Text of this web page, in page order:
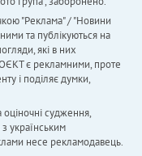
"Реклама" / "Новини
та публікуються на
які в них
є рекламними, проте
і поділяє думки,
оціночні судження,
українським
несе рекламодавець.